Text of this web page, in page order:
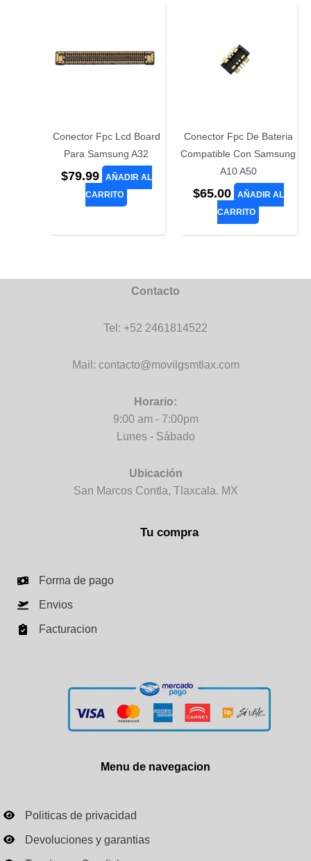
Conector Fpc Lcd Board
Para Samsung A32
$79.99
AÑADIR AL
CARRITO
Conector Fpc De Bateria
Compatible Con Samsung
A10 A50
$65.00
AÑADIR AL
CARRITO
Contacto
Tel: +52 2461814522
Mail: contacto@movilgsmtlax.com
Horario:
9:00 am - 7:00pm
Lunes - Sábado
Ubicación
San Marcos Contla, Tlaxcala. MX
Tu compra
Forma de pago
Envios
Facturacion
Menu de navegacion
Politicas de privacidad
Devoluciones y garantias